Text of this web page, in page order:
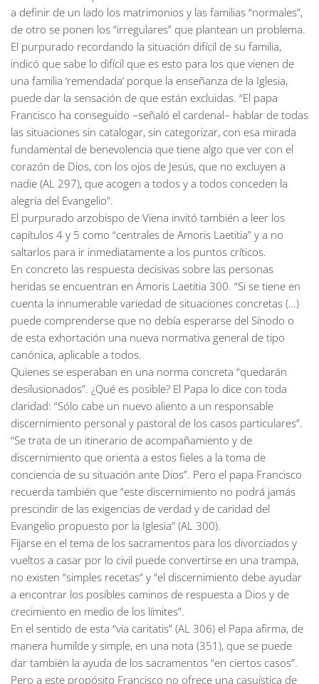
a definir de un lado los matrimonios y las familias “normales”,
de otro se ponen los “irregulares” que plantean un problema.
El purpurado recordando la situación difícil de su familia,
indicó que sabe lo difícil que es esto para los que vienen de
una familia ‘remendada’ porque la enseñanza de la Iglesia,
puede dar la sensación de que están excluidas. “El papa
Francisco ha conseguido –señaló el cardenal– hablar de todas
las situaciones sin catalogar, sin categorizar, con esa mirada
fundamental de benevolencia que tiene algo que ver con el
corazón de Dios, con los ojos de Jesús, que no excluyen a
nadie (AL 297), que acogen a todos y a todos conceden la
alegría del Evangelio”.
El purpurado arzobispo de Viena invitó también a leer los
capítulos 4 y 5 como “centrales de Amoris Laetitia” y a no
saltarlos para ir inmediatamente a los puntos críticos.
En concreto las respuesta decisivas sobre las personas
heridas se encuentran en Amoris Laetitia 300. “Si se tiene en
cuenta la innumerable variedad de situaciones concretas (…)
puede comprenderse que no debía esperarse del Sínodo o
de esta exhortación una nueva normativa general de tipo
canónica, aplicable a todos.
Quienes se esperaban en una norma concreta “quedarán
desilusionados”. ¿Qué es posible? El Papa lo dice con toda
claridad: “Sólo cabe un nuevo aliento a un responsable
discernimiento personal y pastoral de los casos particulares”.
“Se trata de un itinerario de acompañamiento y de
discernimiento que orienta a estos fieles a la toma de
conciencia de su situación ante Dios”. Pero el papa Francisco
recuerda también que “este discernimiento no podrá jamás
prescindir de las exigencias de verdad y de caridad del
Evangelio propuesto por la Iglesia” (AL 300).
Fijarse en el tema de los sacramentos para los divorciados y
vueltos a casar por lo civil puede convertirse en una trampa,
no existen “simples recetas” y “el discernimiento debe ayudar
a encontrar los posibles caminos de respuesta a Dios y de
crecimiento en medio de los límites”.
En el sentido de esta “via caritatis” (AL 306) el Papa afirma, de
manera humilde y simple, en una nota (351), que se puede
dar también la ayuda de los sacramentos “en ciertos casos”.
Pero a este propósito Francisco no ofrece una casuística de